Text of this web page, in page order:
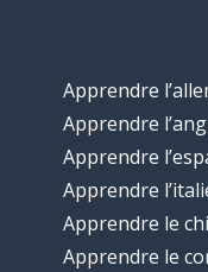
Apprendre
Apprendre
Apprendre
Apprendre
Apprendre le
Apprendre le